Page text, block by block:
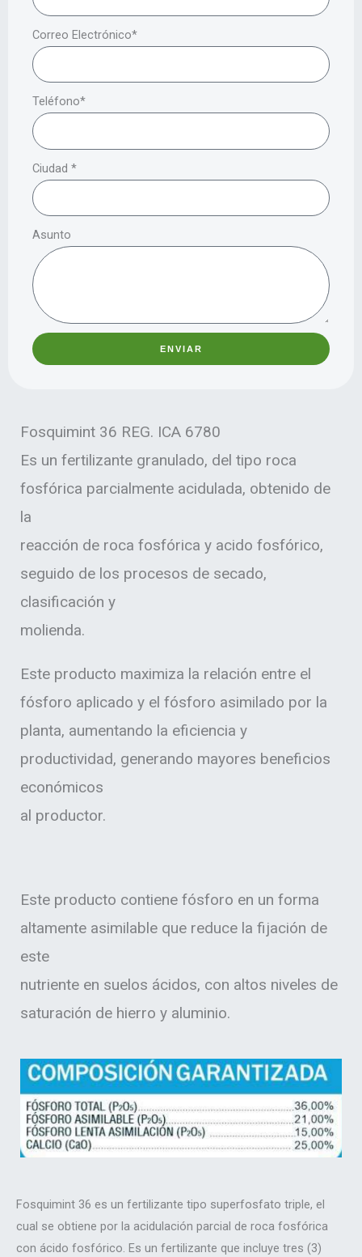
Correo Electrónico*
Teléfono*
Ciudad *
Asunto
ENVIAR
Fosquimint 36 REG. ICA 6780
Es un fertilizante granulado, del tipo roca
fosfórica parcialmente acidulada, obtenido de
la
reacción de roca fosfórica y acido fosfórico,
seguido de los procesos de secado,
clasificación y
molienda.
Este producto maximiza la relación entre el
fósforo aplicado y el fósforo asimilado por la
planta, aumentando la eficiencia y
productividad, generando mayores beneficios
económicos
al productor.
Este producto contiene fósforo en un forma
altamente asimilable que reduce la fijación de
este
nutriente en suelos ácidos, con altos niveles de
saturación de hierro y aluminio.
Fosquimint 36 es un fertilizante tipo superfosfato triple, el
cual se obtiene por la acidulación parcial de roca fosfórica
con ácido fosfórico. Es un fertilizante que incluye tres (3)